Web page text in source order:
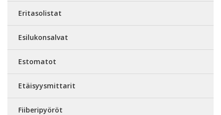
Eritasolistat
Esilukonsalvat
Estomatot
Etäisyysmittarit
Fiiberipyöröt